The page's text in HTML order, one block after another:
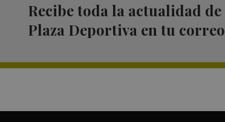
Recibe toda la actualidad de
Plaza Deportiva en tu correo